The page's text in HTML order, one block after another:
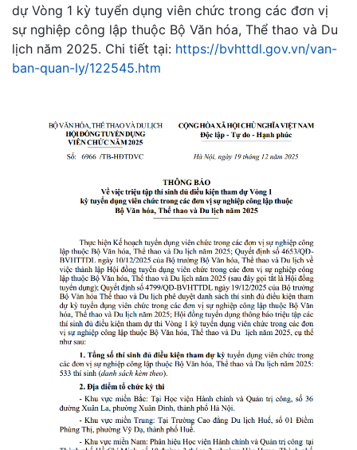
dự Vòng 1 kỳ tuyển dụng viên chức trong các đơn vị
sự nghiệp công lập thuộc Bộ Văn hóa, Thể thao và Du
lịch năm 2025. Chi tiết tại: https://bvhttdl.gov.vn/van-
ban-quan-ly/122545.htm